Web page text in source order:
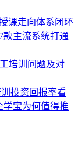
课走向体系闭环
款主流系统打通
培训问题及对
投资回报率看
学宝为何值得推